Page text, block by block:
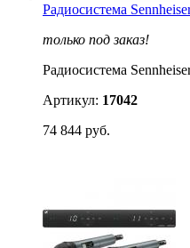
Радиосистема
только под заказ!
Радиосистема
Артикул: 17042
74 844 руб.